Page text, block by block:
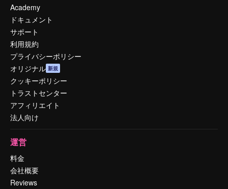
Academy
ドキュメント
サポート
利用規約
プライバシーポリシー
オリジナル 新規
クッキーポリシー
トラストセンター
アフィリエイト
法人向け
運営
料金
会社概要
Reviews